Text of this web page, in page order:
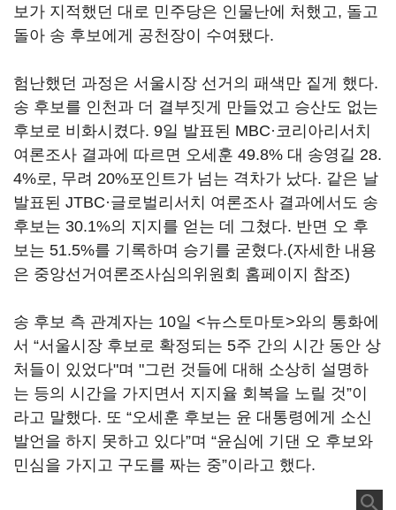
보가 지적했던 대로 민주당은 인물난에 처했고, 돌고
돌아 송 후보에게 공천장이 수여됐다.
험난했던 과정은 서울시장 선거의 패색만 짙게 했다.
송 후보를 인천과 더 결부짓게 만들었고 승산도 없는
후보로 비화시켰다. 9일 발표된 MBC·코리아리서치
여론조사 결과에 따르면 오세훈 49.8% 대 송영길 28.
4%로, 무려 20%포인트가 넘는 격차가 났다. 같은 날
발표된 JTBC·글로벌리서치 여론조사 결과에서도 송
후보는 30.1%의 지지를 얻는 데 그쳤다. 반면 오 후
보는 51.5%를 기록하며 승기를 굳혔다.(자세한 내용
은 중앙선거여론조사심의위원회 홈페이지 참조)
송 후보 측 관계자는 10일 <뉴스토마토>와의 통화에
서 “서울시장 후보로 확정되는 5주 간의 시간 동안 상
처들이 있었다"며 "그런 것들에 대해 소상히 설명하
는 등의 시간을 가지면서 지지율 회복을 노릴 것”이
라고 말했다. 또 “오세훈 후보는 윤 대통령에게 소신
발언을 하지 못하고 있다”며 “윤심에 기댄 오 후보와
민심을 가지고 구도를 짜는 중”이라고 했다.